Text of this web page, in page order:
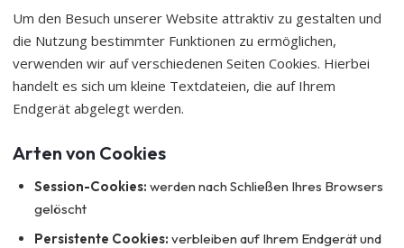
Um den Besuch unserer Website attraktiv zu gestalten und
die Nutzung bestimmter Funktionen zu ermöglichen,
verwenden wir auf verschiedenen Seiten Cookies. Hierbei
handelt es sich um kleine Textdateien, die auf Ihrem
Endgerät abgelegt werden.
Arten von Cookies
Session-Cookies: werden nach Schließen Ihres Browsers
gelöscht
Persistente Cookies: verbleiben auf Ihrem Endgerät und